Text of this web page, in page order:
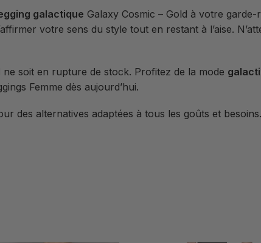
galactique Galaxy Cosmic – Gold à votre
votre sens du style tout en restant à l’aise.
ne soit en rupture de stock. Profitez de la mode
Femme dès aujourd’hui.
des alternatives adaptées à tous les goûts et besoins.